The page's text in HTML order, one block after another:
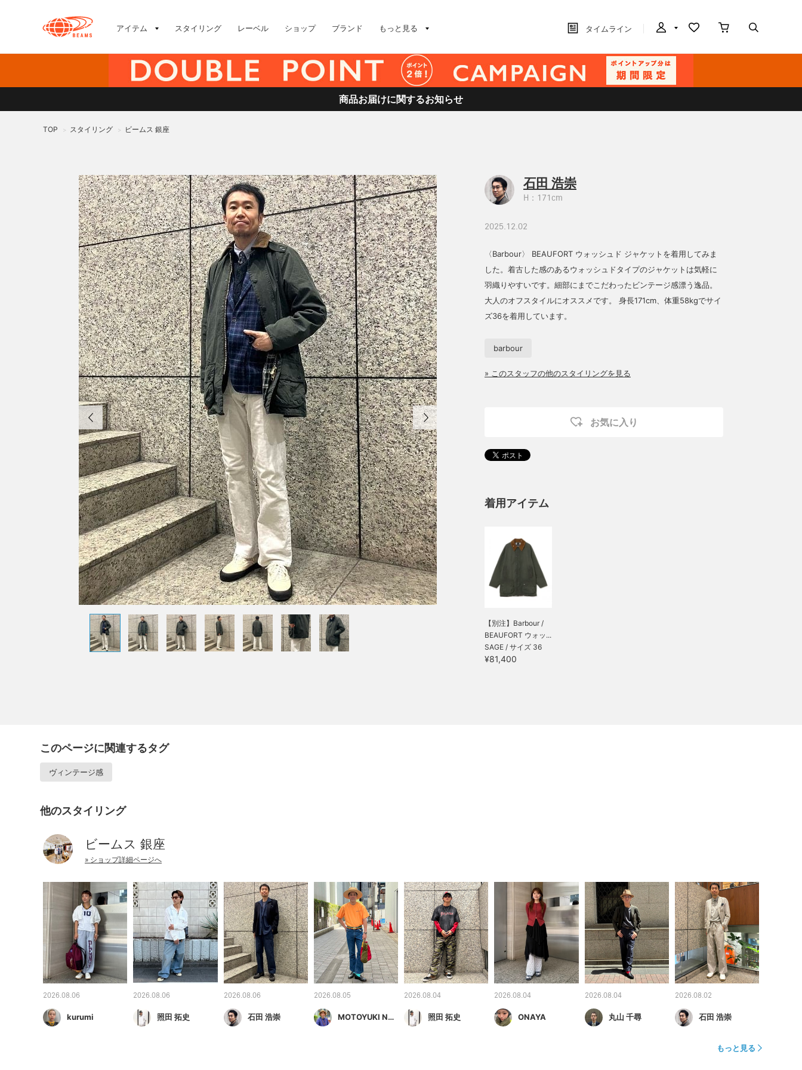
アイテム スタイリング レーベル ショップ ブランド もっと見る タイムライン
商品お届けに関するお知らせ
TOP > スタイリング > ビームス 銀座
石田 浩崇
H：171cm
2025.12.02
〈Barbour〉 BEAUFORT ウォッシュド ジャケットを着用してみま
した。着古した感のあるウォッシュドタイプのジャケットは気軽に
羽織りやすいです。細部にまでこだわったビンテージ感漂う逸品。
大人のオフスタイルにオススメです。 身長171cm、体重58kgでサイ
ズ36を着用しています。
barbour
» このスタッフの他のスタイリングを見る
お気に入り
着用アイテム
【別注】Barbour /
BEAUFORT ウォッ...
SAGE / サイズ 36
¥81,400
このページに関連するタグ
ヴィンテージ感
他のスタイリング
ビームス 銀座
» ショップ詳細ページへ
2026.08.06
kurumi
2026.08.06
照田 拓史
2026.08.06
石田 浩崇
2026.08.05
MOTOYUKI NEGATA
2026.08.04
照田 拓史
2026.08.04
ONAYA
2026.08.04
丸山 千尋
2026.08.02
石田 浩崇
もっと見る